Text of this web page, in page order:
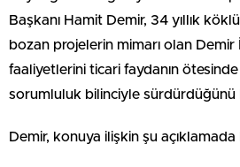
Başkanı Hamit Demir, 34 yıllık
bozan projelerin mimarı olan Demir
faaliyetlerini ticari faydanın
sorumluluk bilinciyle sürdürdüğünü
Demir, konuya ilişkin şu